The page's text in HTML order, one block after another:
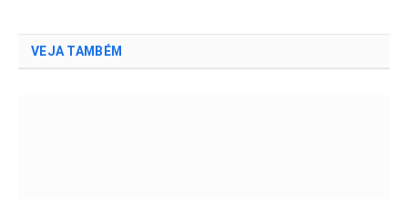
VEJA TAMBÉM